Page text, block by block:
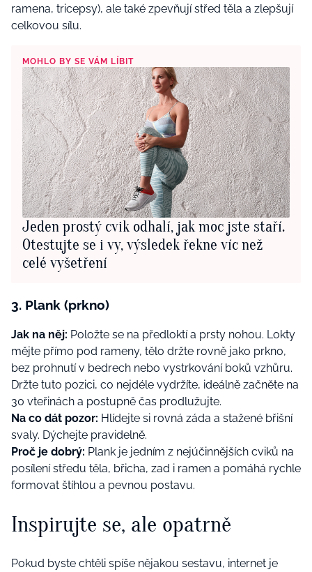
ramena, tricepsy), ale také zpevňují střed těla a zlepšují
celkovou sílu.
MOHLO BY SE VÁM LÍBIT
Jeden prostý cvik odhalí, jak moc jste staří.
Otestujte se i vy, výsledek řekne víc než
celé vyšetření
3. Plank (prkno)
Jak na něj: Položte se na předloktí a prsty nohou. Lokty
mějte přímo pod rameny, tělo držte rovně jako prkno,
bez prohnutí v bedrech nebo vystrkování boků vzhůru.
Držte tuto pozici, co nejdéle vydržíte, ideálně začněte na
30 vteřinách a postupně čas prodlužujte.
Na co dát pozor: Hlídejte si rovná záda a stažené břišní
svaly. Dýchejte pravidelně.
Proč je dobrý: Plank je jedním z nejúčinnějších cviků na
posílení středu těla, břicha, zad i ramen a pomáhá rychle
formovat štíhlou a pevnou postavu.
Inspirujte se, ale opatrně
Pokud byste chtěli spíše nějakou sestavu, internet je